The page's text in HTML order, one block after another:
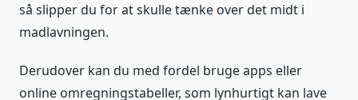
så slipper du for at skulle tænke over det midt i
madlavningen.
Derudover kan du med fordel bruge apps eller
online omregningstabeller, som lynhurtigt kan lave